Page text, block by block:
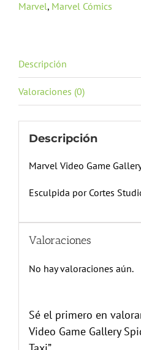
Gallery
top
of
a
Marvel, Marvel Cómics
Descripción
Valoraciones (0)
Descripción
Marvel Video Game
Esculpida por Cortes
Valoraciones
No hay valoraciones aún.
Sé el primero en
Video Game Gallery